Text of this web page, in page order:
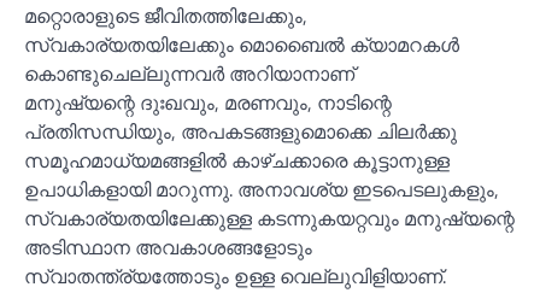
മറ്റൊരാളുടെ ജീവിതത്തിലേക്കും,
സ്വകാര്യതയിലേക്കും മൊബൈല്‍ ക്യാമറകള്‍
കൊണ്ടുചെല്ലുന്നവർ അറിയാനാണ്
മനുഷ്യന്റെ ദുഃഖവും, മരണവും, നാടിന്റെ
പ്രതിസന്ധിയും, അപകടങ്ങളുമൊക്കെ ചിലർക്കു
സമൂഹമാധ്യമങ്ങളില്‍ കാഴ്ചക്കാരെ കൂട്ടാനുള്ള
ഉപാധികളായി മാറുന്നു. അനാവശ്യ ഇടപെടലുകളും,
സ്വകാര്യതയിലേക്കുള്ള കടന്നുകയറ്റവും മനുഷ്യന്റെ
അടിസ്ഥാന അവകാശങ്ങളോടും
സ്വാതന്ത്ര്യത്തോടും ഉള്ള വെല്ലുവിളിയാണ്.